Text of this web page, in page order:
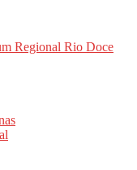
Regional Rio Doce